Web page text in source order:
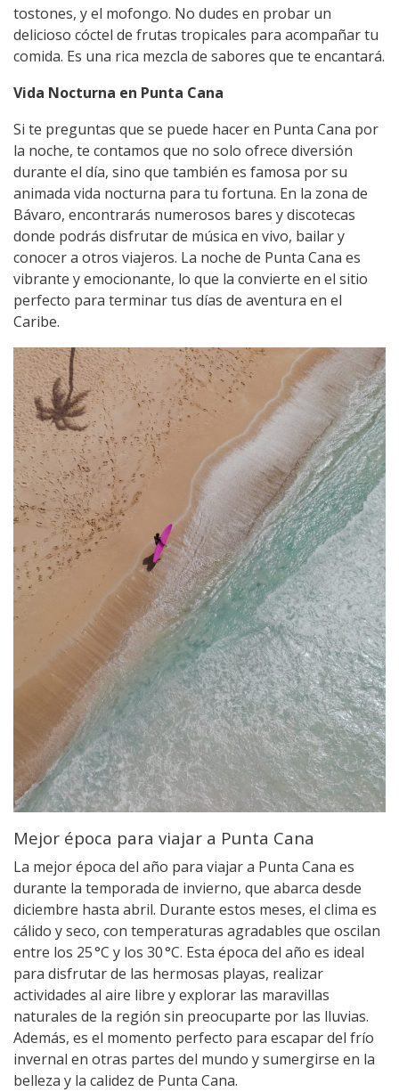
tostones, y el mofongo. No dudes en probar un
delicioso cóctel de frutas tropicales para acompañar tu
comida. Es una rica mezcla de sabores que te encantará.
Vida Nocturna en Punta Cana
Si te preguntas que se puede hacer en Punta Cana por
la noche, te contamos que no solo ofrece diversión
durante el día, sino que también es famosa por su
animada vida nocturna para tu fortuna. En la zona de
Bávaro, encontrarás numerosos bares y discotecas
donde podrás disfrutar de música en vivo, bailar y
conocer a otros viajeros. La noche de Punta Cana es
vibrante y emocionante, lo que la convierte en el sitio
perfecto para terminar tus días de aventura en el
Caribe.
Mejor época para viajar a Punta Cana
La mejor época del año para viajar a Punta Cana es
durante la temporada de invierno, que abarca desde
diciembre hasta abril. Durante estos meses, el clima es
cálido y seco, con temperaturas agradables que oscilan
entre los 25 °C y los 30 °C. Esta época del año es ideal
para disfrutar de las hermosas playas, realizar
actividades al aire libre y explorar las maravillas
naturales de la región sin preocuparte por las lluvias.
Además, es el momento perfecto para escapar del frío
invernal en otras partes del mundo y sumergirse en la
belleza y la calidez de Punta Cana.